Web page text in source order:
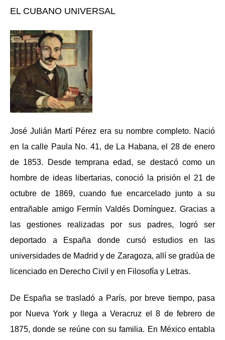
EL CUBANO UNIVERSAL
José Julián Martí Pérez era su nombre completo. Nació
en la calle Paula No. 41, de La Habana, el 28 de enero
de 1853. Desde temprana edad, se destacó como un
hombre de ideas libertarias, conoció la prisión el 21 de
octubre de 1869, cuando fue encarcelado junto a su
entrañable amigo Fermín Valdés Domínguez. Gracias a
las gestiones realizadas por sus padres, logró ser
deportado a España donde cursó estudios en las
universidades de Madrid y de Zaragoza, allí se gradúa de
licenciado en Derecho Civil y en Filosofía y Letras.
De España se trasladó a París, por breve tiempo, pasa
por Nueva York y llega a Veracruz el 8 de febrero de
1875, donde se reúne con su familia. En México entabla